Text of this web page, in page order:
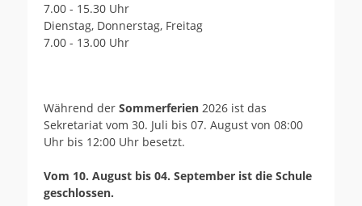
7.00 - 15.30 Uhr
Dienstag, Donnerstag, Freitag
7.00 - 13.00 Uhr
Während der Sommerferien 2026 ist das
Sekretariat vom 30. Juli bis 07. August von 08:00
Uhr bis 12:00 Uhr besetzt.
Vom 10. August bis 04. September ist die Schule
geschlossen.